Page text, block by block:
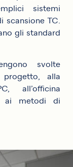
sistemi
scansione TC.
gli standard
svolte
progetto, alla
all’officina
ai metodi di